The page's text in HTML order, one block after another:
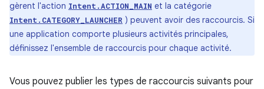
gèrent l'action Intent.ACTION_MAIN et la catégorie
Intent.CATEGORY_LAUNCHER ) peuvent avoir des raccourcis. Si
une application comporte plusieurs activités principales,
définissez l'ensemble de raccourcis pour chaque activité.
Vous pouvez publier les types de raccourcis suivants pour